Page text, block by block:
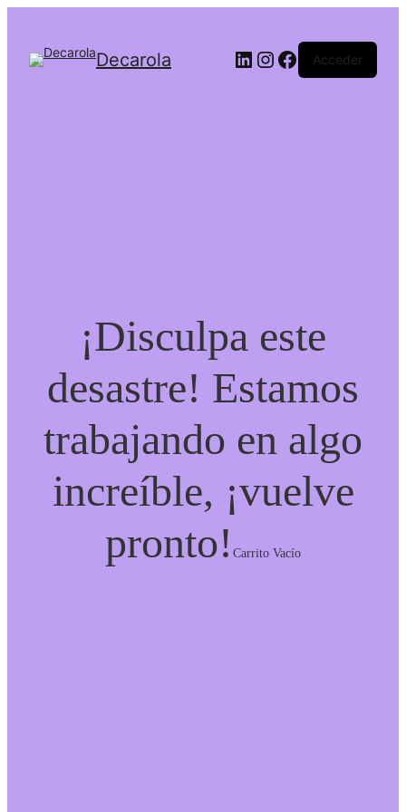
Decarola LinkedIn
Instagram
Facebook
Acceder
¡Disculpa este
desastre! Estamos
trabajando en algo
increíble, ¡vuelve
pronto!